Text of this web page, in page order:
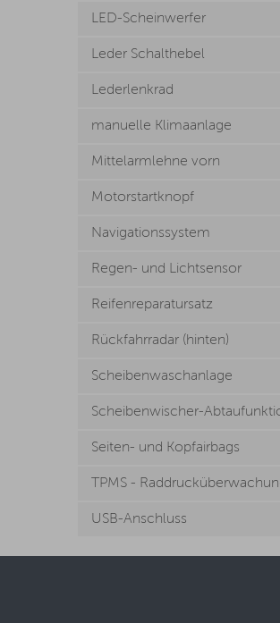
LED-Scheinwerfer
Leder Schalthebel
Lederlenkrad
manuelle Klimaanlage
Mittelarmlehne vorn
Motorstartknopf
Navigationssystem
Regen- und Lichtsensor
Reifenreparatursatz
Rückfahrradar (hinten)
Scheibenwaschanlage
Scheibenwischer-
Seiten- und Kopfairbags
TPMS -
USB-Anschluss